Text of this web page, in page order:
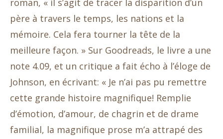
roman, « il s’agit de tracer la disparition d’un
père à travers le temps, les nations et la
mémoire. Cela fera tourner la tête de la
meilleure façon. » Sur Goodreads, le livre a une
note 4.09, et un critique a fait écho à l’éloge de
Johnson, en écrivant: « Je n’ai pas pu remettre
cette grande histoire magnifique! Remplie
d’émotion, d’amour, de chagrin et de drame
familial, la magnifique prose m’a attrapé des